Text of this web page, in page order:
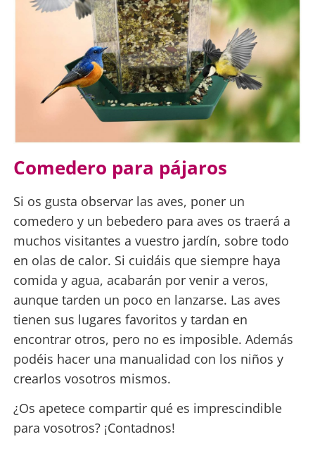
Comedero para pájaros
Si os gusta observar las aves, poner un
comedero y un bebedero para aves os traerá a
muchos visitantes a vuestro jardín, sobre todo
en olas de calor. Si cuidáis que siempre haya
comida y agua, acabarán por venir a veros,
aunque tarden un poco en lanzarse. Las aves
tienen sus lugares favoritos y tardan en
encontrar otros, pero no es imposible. Además
podéis hacer una manualidad con los niños y
crearlos vosotros mismos.
¿Os apetece compartir qué es imprescindible
para vosotros? ¡Contadnos!